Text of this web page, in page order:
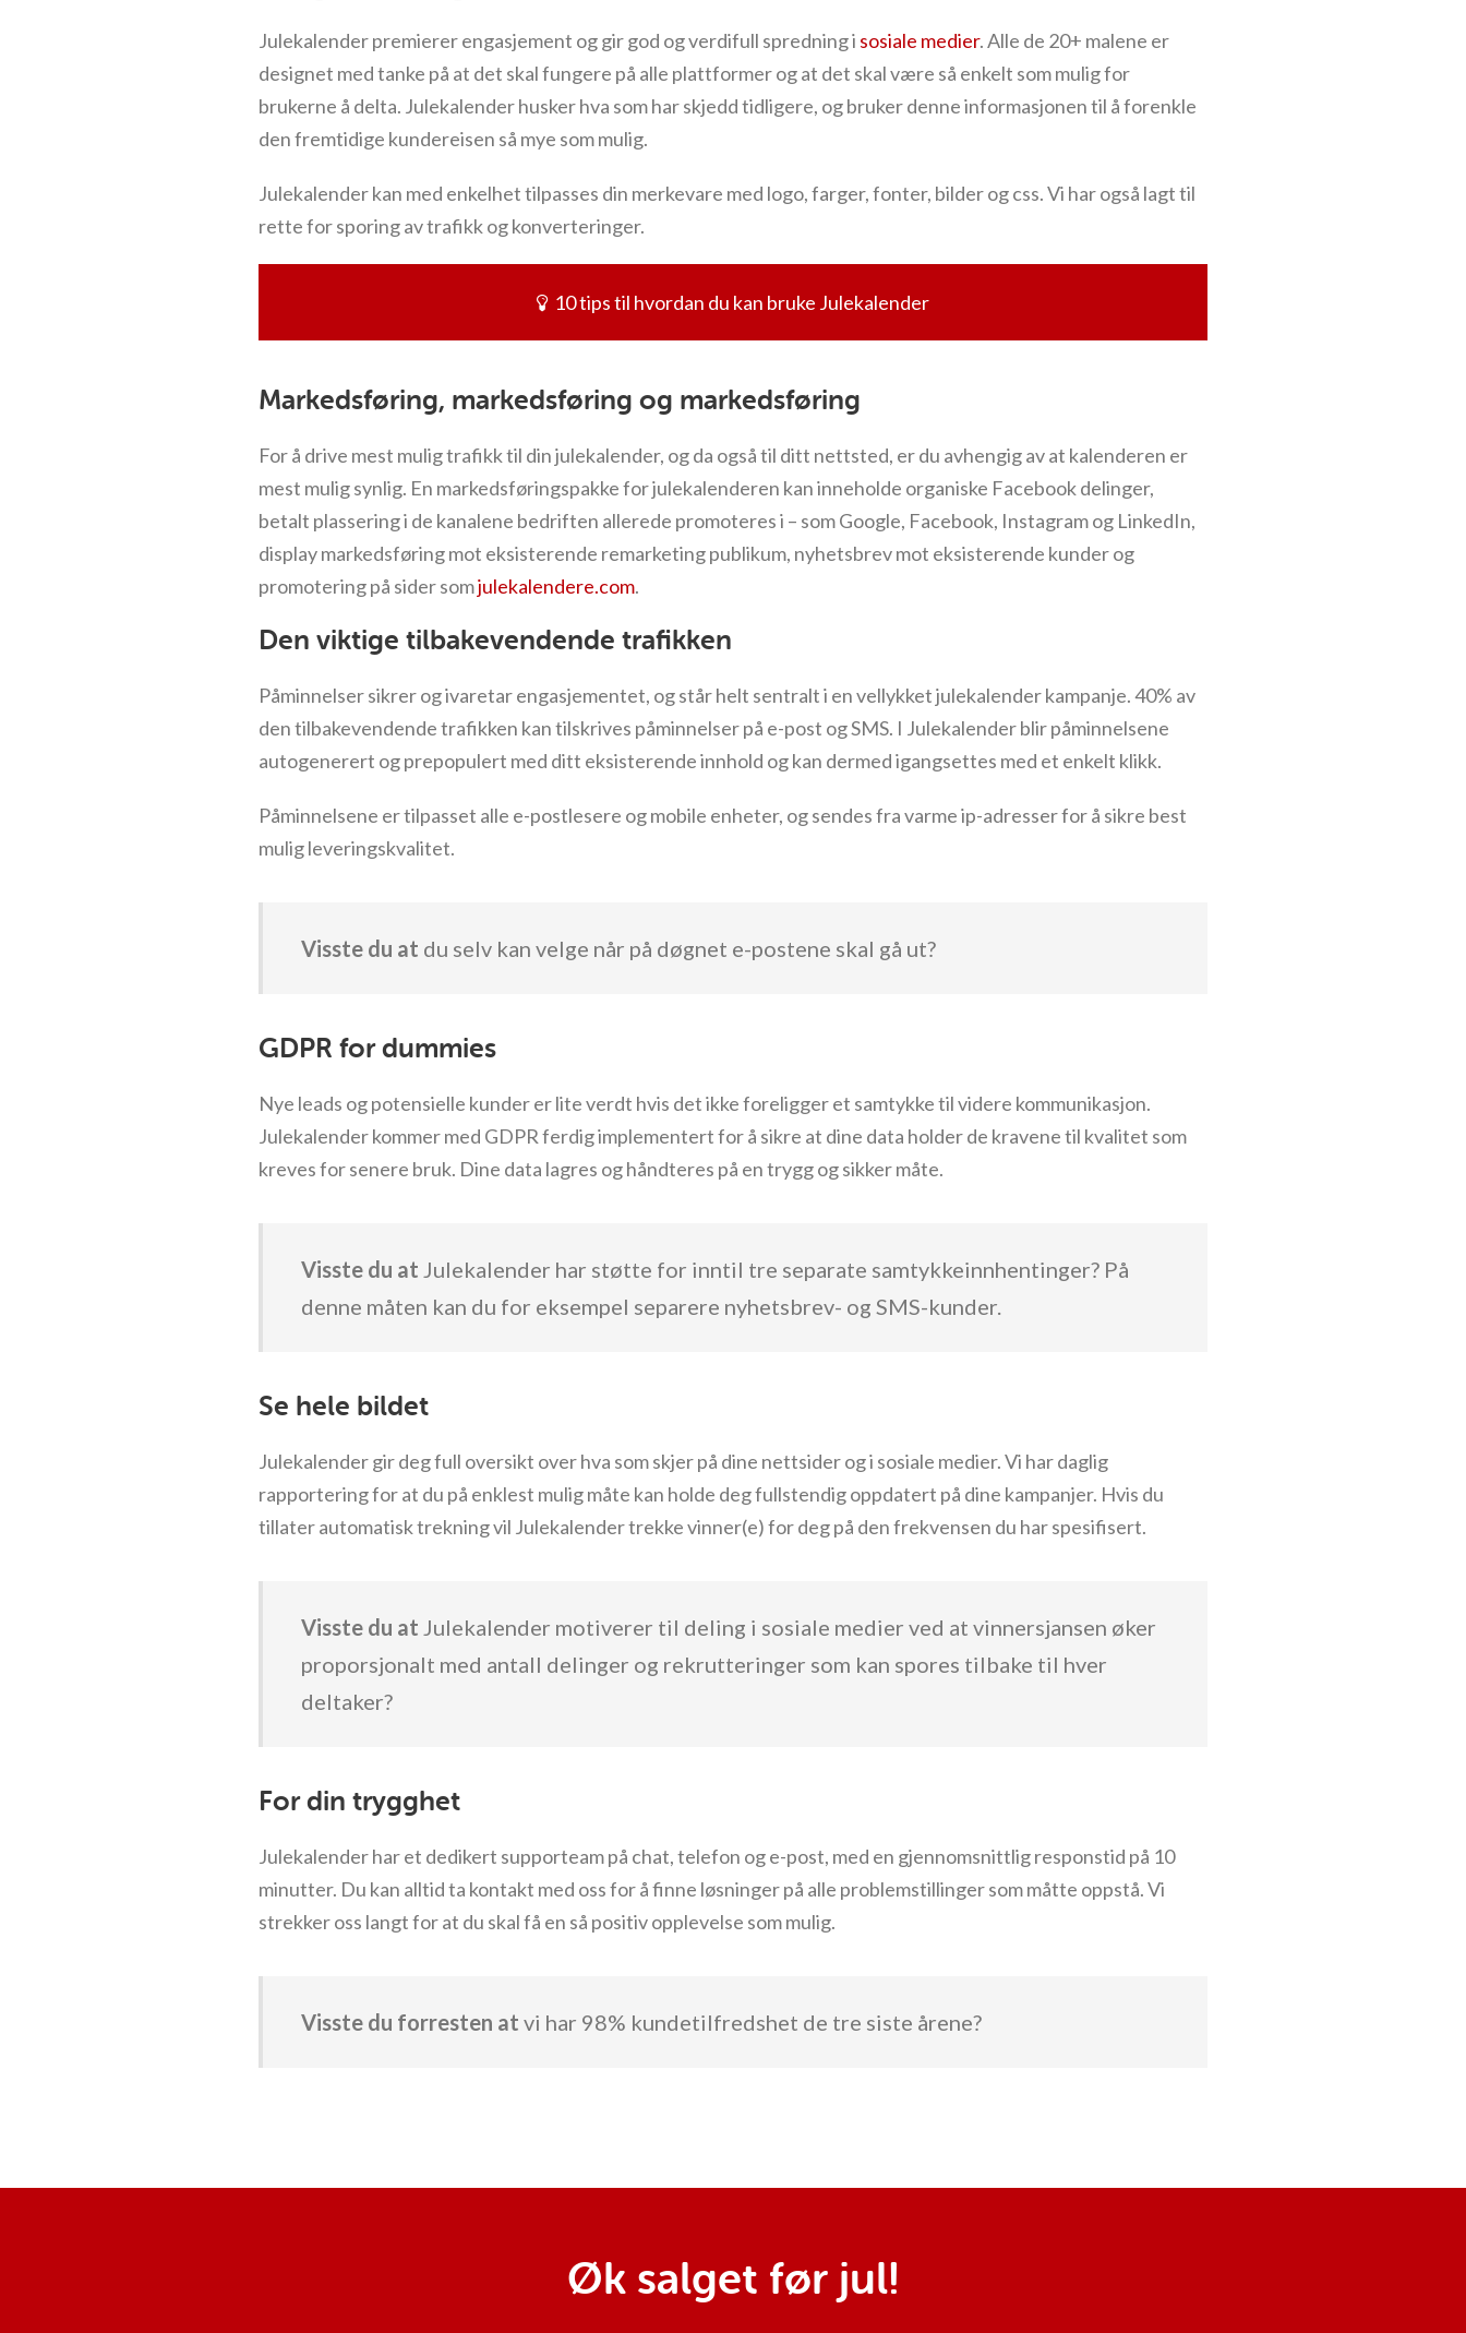
Julekalender premierer engasjement og gir god og verdifull spredning i sosiale medier. Alle de 20+ malene er
designet med tanke på at det skal fungere på alle plattformer og at det skal være så enkelt som mulig for
brukerne å delta. Julekalender husker hva som har skjedd tidligere, og bruker denne informasjonen til å forenkle
den fremtidige kundereisen så mye som mulig.
Julekalender kan med enkelhet tilpasses din merkevare med logo, farger, fonter, bilder og css. Vi har også lagt til
rette for sporing av trafikk og konverteringer.
10 tips til hvordan du kan bruke Julekalender
Markedsføring, markedsføring og markedsføring
For å drive mest mulig trafikk til din julekalender, og da også til ditt nettsted, er du avhengig av at kalenderen er
mest mulig synlig. En markedsføringspakke for julekalenderen kan inneholde organiske Facebook delinger,
betalt plassering i de kanalene bedriften allerede promoteres i – som Google, Facebook, Instagram og LinkedIn,
display markedsføring mot eksisterende remarketing publikum, nyhetsbrev mot eksisterende kunder og
promotering på sider somjulekalendere.com.
Den viktige tilbakevendende trafikken
Påminnelser sikrer og ivaretar engasjementet, og står helt sentralt i en vellykket julekalender kampanje. 40% av
den tilbakevendende trafikken kan tilskrives påminnelser på e-post og SMS. I Julekalender blir påminnelsene
autogenerert og prepopulert med ditt eksisterende innhold og kan dermed igangsettes med et enkelt klikk.
Påminnelsene er tilpasset alle e-postlesere og mobile enheter, og sendes fra varme ip-adresser for å sikre best
mulig leveringskvalitet.
Visste du at du selv kan velge når på døgnet e-postene skal gå ut?
GDPR for dummies
Nye leads og potensielle kunder er lite verdt hvis det ikke foreligger et samtykke til videre kommunikasjon.
Julekalender kommer med GDPR ferdig implementert for å sikre at dine data holder de kravene til kvalitet som
kreves for senere bruk. Dine data lagres og håndteres på en trygg og sikker måte.
Visste du at Julekalender har støtte for inntil tre separate samtykkeinnhentinger? På
denne måten kan du for eksempel separere nyhetsbrev- og SMS-kunder.
Se hele bildet
Julekalender gir deg full oversikt over hva som skjer på dine nettsider og i sosiale medier. Vi har daglig
rapportering for at du på enklest mulig måte kan holde deg fullstendig oppdatert på dine kampanjer. Hvis du
tillater automatisk trekning vil Julekalender trekke vinner(e) for deg på den frekvensen du har spesifisert.
Visste du at Julekalender motiverer til deling i sosiale medier ved at vinnersjansen øker
proporsjonalt med antall delinger og rekrutteringer som kan spores tilbake til hver
deltaker?
For din trygghet
Julekalender har et dedikert supporteam på chat, telefon og e-post, med en gjennomsnittlig responstid på 10
minutter. Du kan alltid ta kontakt med oss for å finne løsninger på alle problemstillinger som måtte oppstå. Vi
strekker oss langt for at du skal få en så positiv opplevelse som mulig.
Visste du forresten at vi har 98% kundetilfredshet de tre siste årene?
Øk salget før jul!